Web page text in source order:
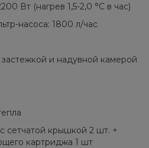
Вт (нагрев 1,5-2,0 °C в час)
насоса: 1800 л/час
и надувной камерой
сетчатой крышкой 2 шт. +
картриджа 1 шт